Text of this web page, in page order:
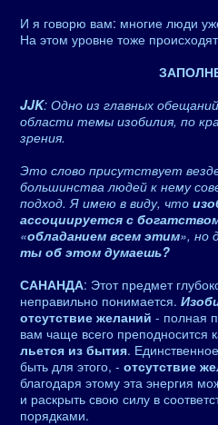
И я говорю вам: многие люди
На этом уровне тоже
JJK: Одно из главных
области темы изобилия, по
зрения.
Это слово присутствует
большинства людей к нему
подход. Я имею в виду, что
ассоциируется с
«обладанием всем этим», но
ты об этом думаешь?
САНАНДА: Этот предмет
неправильно понимается.
отсутствие желаний - полная
вам чаще всего преподносится
льется из бытия.
быть для этого, - отсутствие
благодаря этому эта энергия
и раскрыть свою силу в
порядками.